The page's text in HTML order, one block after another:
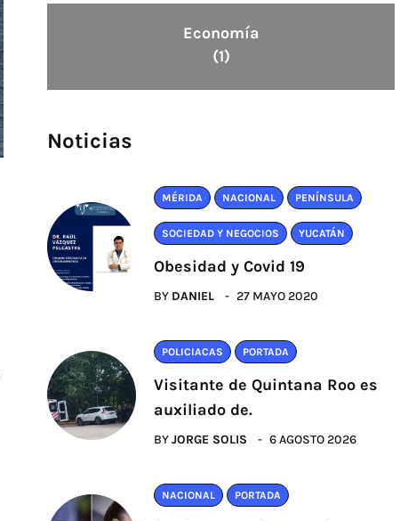
Economía
(1)
Noticias
MÉRIDA NACIONAL PENÍNSULA
SOCIEDAD Y NEGOCIOS YUCATÁN
Obesidad y Covid 19
BY DANIEL 27 MAYO 2020
POLICIACAS PORTADA
Visitante de Quintana Roo es
auxiliado de.
BYJORGE SOLIS 6 AGOSTO 2026
NACIONAL PORTADA